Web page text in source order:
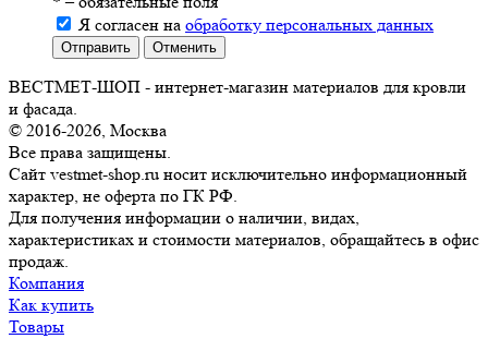
Я согласен на обработку персональных данных
Отправить Отменить
ВЕСТМЕТ-ШОП - интернет-магазин материалов для кровли
и фасада.
© 2016-2026, Москва
Все права защищены.
Сайт vestmet-shop.ru носит исключительно информационный
характер, не оферта по ГК РФ.
Для получения информации о наличии, видах,
характеристиках и стоимости материалов, обращайтесь в офис
продаж.
Компания
Как купить
Товары